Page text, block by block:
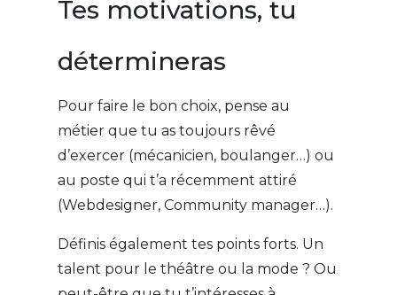
Tes motivations, tu
détermineras
Pour faire le bon choix, pense au
métier que tu as toujours rêvé
d’exercer (mécanicien, boulanger…) ou
au poste qui t’a récemment attiré
(Webdesigner, Community manager…).
Définis également tes points forts. Un
talent pour le théâtre ou la mode ? Ou